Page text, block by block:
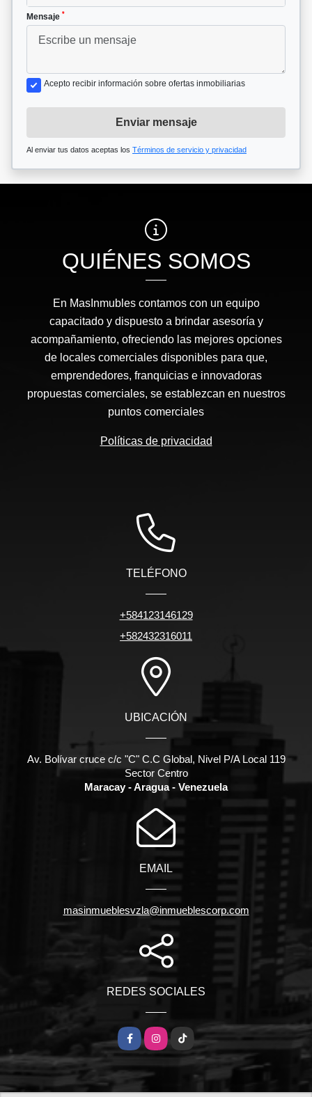
Mensaje *
Acepto recibir información sobre ofertas inmobiliarias
Enviar mensaje
Al enviar tus datos aceptas los Términos de servicio y privacidad
QUIÉNES SOMOS
En MasInmubles contamos con un equipo
capacitado y dispuesto a brindar asesoría y
acompañamiento, ofreciendo las mejores opciones
de locales comerciales disponibles para que,
emprendedores, franquicias e innovadoras
propuestas comerciales, se establezcan en nuestros
puntos comerciales
Políticas de privacidad
TELÉFONO
+584123146129
+582432316011
UBICACIÓN
Av. Bolívar cruce c/c "C" C.C Global, Nivel P/A Local 119
Sector Centro
Maracay - Aragua - Venezuela
EMAIL
masinmueblesvzla@inmueblescorp.com
REDES SOCIALES
FacebookInstagramTikTok